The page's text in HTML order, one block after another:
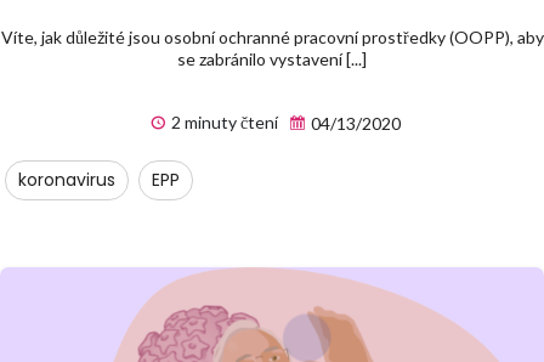
Víte, jak důležité jsou osobní ochranné pracovní prostředky (OOPP), aby
se zabránilo vystavení [...]
2 minuty čtení 04/13/2020
koronavirus EPP